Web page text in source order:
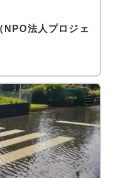
法人プロジェ